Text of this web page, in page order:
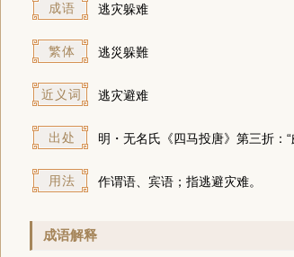
成语 逃灾躲难
繁体 逃災躲難
近义词 逃灾避难
出处 明・无名氏《四马投唐》第三折：
用法 作谓语、宾语；指逃避灾难。
成语解释